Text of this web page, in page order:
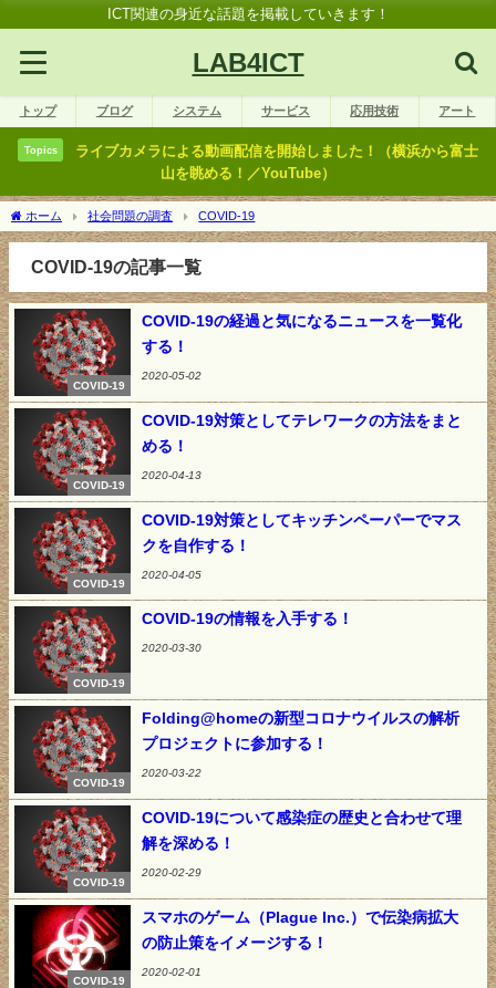
ICT関連の身近な話題を掲載していきます！
LAB4ICT
トップ ブログ システム サービス 応用技術 アート
Topics
ライブカメラによる動画配信を開始しました！（横浜から富士
山を眺める！／YouTube）
ホーム 社会問題の調査 COVID-19
COVID-19の記事一覧
COVID-19
COVID-19の経過と気になるニュースを一覧化
する！
2020-05-02
COVID-19
COVID-19対策としてテレワークの方法をまと
める！
2020-04-13
COVID-19
COVID-19対策としてキッチンペーパーでマス
クを自作する！
2020-04-05
COVID-19
COVID-19の情報を入手する！
2020-03-30
COVID-19
Folding@homeの新型コロナウイルスの解析
プロジェクトに参加する！
2020-03-22
COVID-19
COVID-19について感染症の歴史と合わせて理
解を深める！
2020-02-29
COVID-19
スマホのゲーム（Plague Inc.）で伝染病拡大
の防止策をイメージする！
2020-02-01